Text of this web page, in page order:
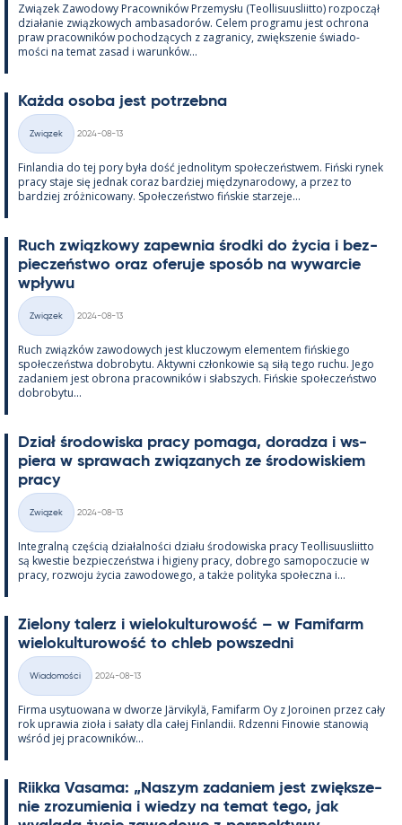
Związek Zawo­dowy Pracow­ników Prze­mysłu (Teol­li­suus­liitto) roz­począł
działa­nie związ­kowych am­ba­sa­dorów. Ce­lem pro­gramu jest ochrona
praw pracow­ników poc­hodzących z za­gra­nicy, zwiększe­nie świa­do­
mości na te­mat za­sad i wa­runków...
Każda osoba jest potrzebna
Kategorie
Związek
2024-08-13
Fin­lan­dia do tej pory była dość jed­no­li­tym społeczeństwem. Fiński ry­nek
pracy staje się jed­nak co­raz bardziej między­na­ro­dowy, a przez to
bardziej zróż­nicowany. Społeczeństwo fińs­kie starzeje...
Ruch związ­kowy za­pew­nia środki do życia i bez­
pieczeństwo oraz ofe­ruje sposób na wywarcie
wpływu
Kategorie
Związek
2024-08-13
Ruch związków zawo­dowych jest kluczowym ele­men­tem fińs­kiego
społeczeństwa do­bro­bytu. Ak­tywni człon­kowie są siłą tego ruchu. Jego
za­da­niem jest obrona pracow­ników i słabszych. Fińs­kie społeczeństwo
do­bro­bytu...
Dział śro­dowiska pracy po­maga, do­radza i ws­
piera w sprawach związa­nych ze śro­dowis­kiem
pracy
Kategorie
Związek
2024-08-13
In­te­gralną częścią działal­ności działu śro­dowiska pracy Teol­li­suus­liitto
są kwes­tie bez­pieczeństwa i hi­gieny pracy, dobrego sa­mo­poczucie w
pracy, rozwoju życia zawo­dowego, a także po­li­tyka społeczna i...
Zie­lony ta­lerz i wie­lo­kul­tu­rowość – w Fa­mi­farm
wie­lo­kul­tu­rowość to ch­leb powszedni
Kategorie
Wiadomości
2024-08-13
Firma usy­tuowana w dworze Jär­vi­kylä, Fa­mi­farm Oy z Jo­roi­nen przez cały
rok uprawia zioła i sałaty dla całej Fin­lan­dii. Rdzenni Fi­nowie sta­nowią
wśród jej pracow­ników...
Riikka Va­sama: „Naszym za­da­niem jest zwiększe­
nie zrozu­mie­nia i wiedzy na te­mat tego, jak